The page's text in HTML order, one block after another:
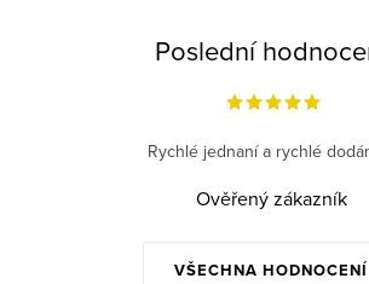
Poslední
VŠECHNA HODNOCENÍ
Rychlé jednaní a rychlé
Ověřený zákazník